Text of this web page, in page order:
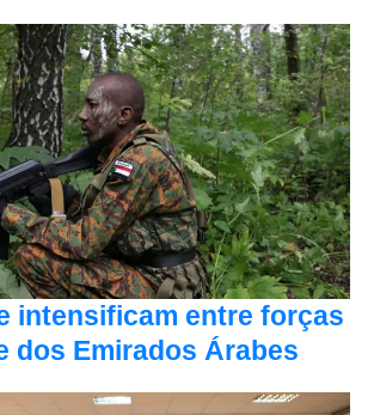
intensificam entre forças
dos Emirados Árabes